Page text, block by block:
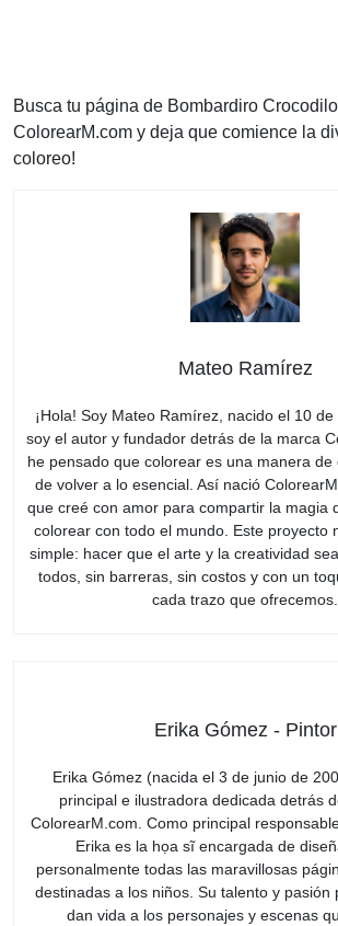
Busca tu página de Bombardiro
ColorearM.com y deja que comience la
coloreo!
Mateo Ramírez
¡Hola! Soy Mateo Ramírez, nacido el 10
soy el autor y fundador detrás de la marca
he pensado que colorear es una manera de
de volver a lo esencial. Así nació
que creé con amor para compartir la magia
colorear con todo el mundo. Este proyecto
simple: hacer que el arte y la creatividad
todos, sin barreras, sin costos y con un
cada trazo que ofrecemos.
Erika Gómez - Pintor
Erika Gómez (nacida el 3 de junio de
principal e ilustradora dedicada detrás
ColorearM.com. Como principal
Erika es la họa sĩ encargada de
personalmente todas las maravillosas
destinadas a los niños. Su talento y pasión
dan vida a los personajes y escenas